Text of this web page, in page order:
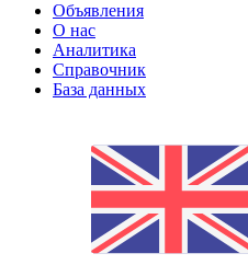
Объявления
О нас
Аналитика
Справочник
База данных